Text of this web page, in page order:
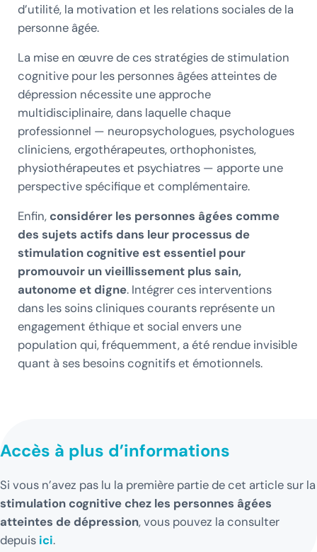
d’utilité, la motivation et les relations sociales de la
personne âgée.
La mise en œuvre de ces stratégies de stimulation
cognitive pour les personnes âgées atteintes de
dépression nécessite une approche
multidisciplinaire, dans laquelle chaque
professionnel — neuropsychologues, psychologues
cliniciens, ergothérapeutes, orthophonistes,
physiothérapeutes et psychiatres — apporte une
perspective spécifique et complémentaire.
Enfin, considérer les personnes âgées comme
des sujets actifs dans leur processus de
stimulation cognitive est essentiel pour
promouvoir un vieillissement plus sain,
autonome et digne. Intégrer ces interventions
dans les soins cliniques courants représente un
engagement éthique et social envers une
population qui, fréquemment, a été rendue invisible
quant à ses besoins cognitifs et émotionnels.
Accès à plus d’informations
Si vous n’avez pas lu la première partie de cet article sur la
stimulation cognitive chez les personnes âgées
atteintes de dépression, vous pouvez la consulter
depuis ici.